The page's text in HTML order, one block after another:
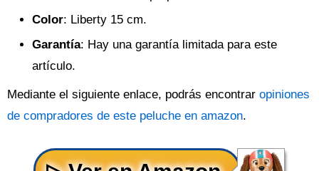
Color: Liberty 15 cm.
Garantía: Hay una garantía limitada para este
artículo.
Mediante el siguiente enlace, podrás encontrar opiniones
de compradores de este peluche en amazon.